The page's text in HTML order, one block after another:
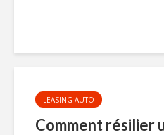
LEASING AUTO
Comment résilier